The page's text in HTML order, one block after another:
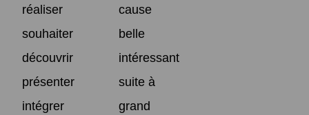
réaliser
cause
souhaiter
belle
découvrir
intéressant
présenter
suite à
intégrer
grand